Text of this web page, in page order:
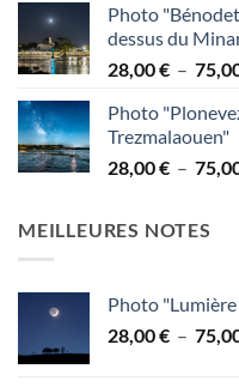
Photo
dessus du
28,00€ –
Photo
Trezmalaouen"
28,00€ –
MEILLEURES NOTES
Photo
28,00€ –